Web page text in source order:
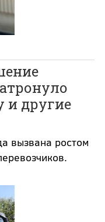
и другие
вызвана ростом